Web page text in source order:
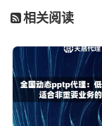
和纯净度。
第三步：配置你
浏览器手动
HTTPS/
的视觉和功
相关阅读